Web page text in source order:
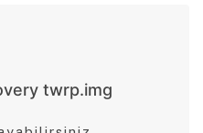
twrp.img